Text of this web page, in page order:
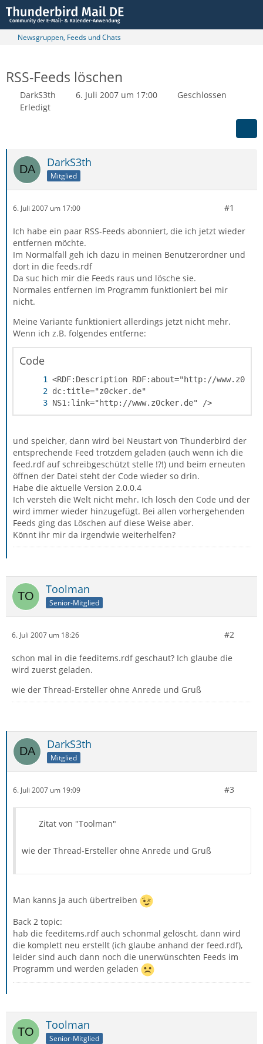
Newsgruppen, Feeds und Chats
RSS-Feeds löschen
DarkS3th 6. Juli 2007 um 17:00
Geschlossen
Erledigt
DarkS3th
Mitglied
6. Juli 2007 um 17:00 #1
Ich habe ein paar RSS-Feeds abonniert, die ich jetzt wieder
entfernen möchte.
Im Normalfall geh ich dazu in meinen Benutzerordner und
dort in die feeds.rdf
Da suc hich mir die Feeds raus und lösche sie.
Normales entfernen im Programm funktioniert bei mir
nicht.
Meine Variante funktioniert allerdings jetzt nicht mehr.
Wenn ich z.B. folgendes entferne:
Code
NS1:link="http://www.z0cker.de" />
und speicher, dann wird bei Neustart von Thunderbird der
entsprechende Feed trotzdem geladen (auch wenn ich die
feed.rdf auf schreibgeschützt stelle !?!) und beim erneuten
öffnen der Datei steht der Code wieder so drin.
Habe die aktuelle Version 2.0.0.4
Ich versteh die Welt nicht mehr. Ich lösch den Code und der
wird immer wieder hinzugefügt. Bei allen vorhergehenden
Feeds ging das Löschen auf diese Weise aber.
Könnt ihr mir da irgendwie weiterhelfen?
Toolman
Senior-Mitglied
6. Juli 2007 um 18:26 #2
schon mal in die feeditems.rdf geschaut? Ich glaube die
wird zuerst geladen.
wie der Thread-Ersteller ohne Anrede und Gruß
DarkS3th
Mitglied
6. Juli 2007 um 19:09 #3
Zitat von "Toolman"
wie der Thread-Ersteller ohne Anrede und Gruß
Man kanns ja auch übertreiben
Back 2 topic:
hab die feeditems.rdf auch schonmal gelöscht, dann wird
die komplett neu erstellt (ich glaube anhand der feed.rdf),
leider sind auch dann noch die unerwünschten Feeds im
Programm und werden geladen
Toolman
Senior-Mitglied